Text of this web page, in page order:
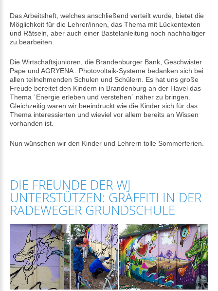
Das Arbeitsheft, welches anschließend verteilt wurde, bietet die
Möglichkeit für die Lehrer/innen, das Thema mit Lückentexten
und Rätseln, aber auch einer Bastelanleitung noch nachhaltiger
zu bearbeiten.
Die Wirtschaftsjunioren, die Brandenburger Bank, Geschwister
Pape und AGRYENA . Photovoltaik-Systeme bedanken sich bei
allen teilnehmenden Schulen und Schülern. Es hat uns große
Freude bereitet den Kindern in Brandenburg an der Havel das
Thema ´Energie erleben und verstehen´ näher zu bringen.
Gleichzeitig waren wir beeindruckt wie die Kinder sich für das
Thema interessierten und wieviel vor allem bereits an Wissen
vorhanden ist.
Nun wünschen wir den Kinder und Lehrern tolle Sommerferien.
DIE FREUNDE DER WJ
UNTERSTÜTZEN: GRAFFITI IN DER
RADEWEGER GRUNDSCHULE